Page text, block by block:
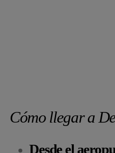
Cómo llegar a
Desde el